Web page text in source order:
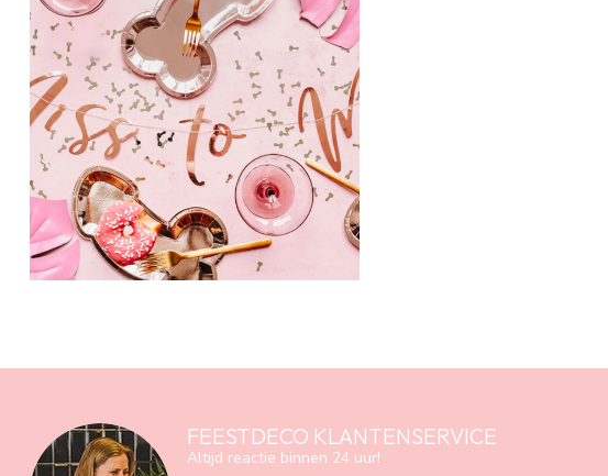
FEESTDECO KLANTENSERVICE
Altijd reactie binnen 24 uur!